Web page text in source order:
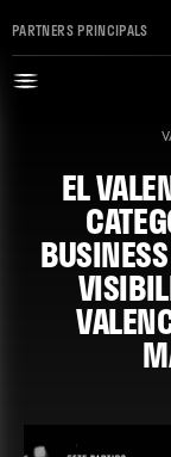
PARTNERS PRINCIPALS
EL